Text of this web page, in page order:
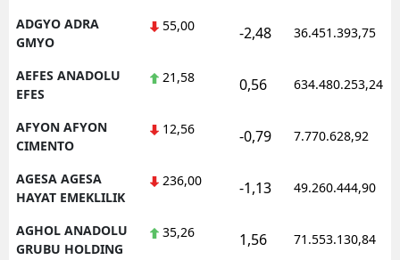
ADGYO ADRA
GMYO
55,00 -2,48 36.451.393,75
AEFES ANADOLU
EFES
21,58 0,56 634.480.253,24
AFYON AFYON
CIMENTO
12,56 -0,79 7.770.628,92
AGESA AGESA
HAYAT EMEKLILIK
236,00 -1,13 49.260.444,90
AGHOL ANADOLU
GRUBU HOLDING
35,26 1,56 71.553.130,84